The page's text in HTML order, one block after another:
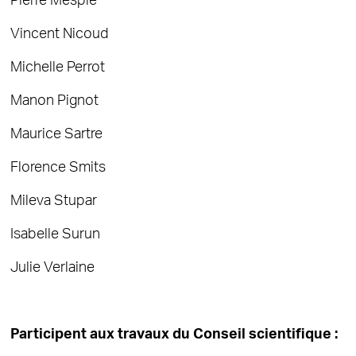
Vincent Nicoud
Michelle Perrot
Manon Pignot
Maurice Sartre
Florence Smits
Mileva Stupar
Isabelle Surun
Julie Verlaine
Participent aux travaux du Conseil scientifique :